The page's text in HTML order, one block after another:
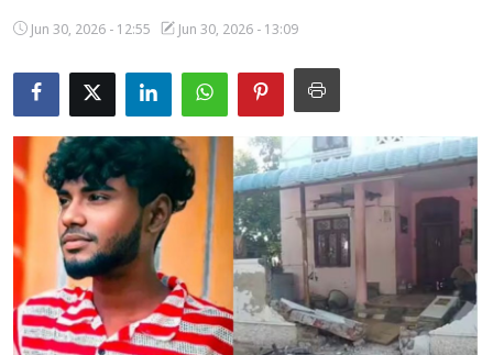
Astrology
Spirituality
Weather
Politics
Jun 30, 2026 - 12:55 Jun 30, 2026 - 13:09